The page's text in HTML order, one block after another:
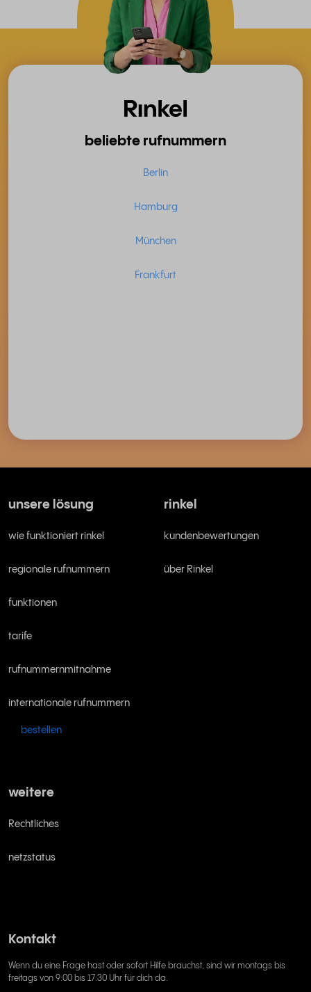
beliebte rufnummern
Berlin
Hamburg
München
Frankfurt
unsere lösung
wie funktioniert rinkel
regionale rufnummern
funktionen
tarife
rufnummernmitnahme
internationale rufnummern
bestellen
rinkel
kundenbewertungen
über Rinkel
weitere
Rechtliches
netzstatus
Kontakt
Wenn du eine Frage hast oder sofort Hilfe brauchst, sind wir montags bis
freitags von 9:00 bis 17:30 Uhr für dich da.